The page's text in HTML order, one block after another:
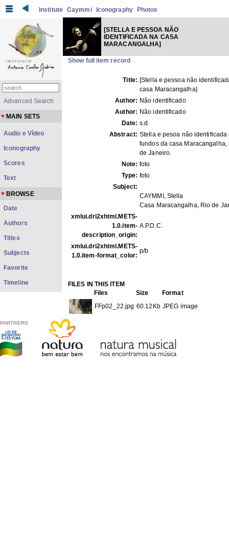
Institute Caymmi Iconography Photos
[STELLA E PESSOA NÃO
IDENTIFICADA NA CASA
MARACANGALHA]
Show full item record
Title: [Stella e pessoa não
casa Maracangalha]
Author: Não identificado
Author: Não identificado
Date: s.d.
Abstract: Stella e pesoa não identificada
fundos da casa Maracangalha,
de Janeiro.
Note: foto
Type: foto
Subject:
CAYMMI, Stella
Casa Maracangalha, Rio de
xmlui.dri2xhtml.METS-
1.0.item-
description_origin:
A.P.D.C.
xmlui.dri2xhtml.METS-
1.0.item-format_color:
p/b
FILES IN THIS ITEM
Files
Size
Format
FFp02_22.jpg 60.12Kb JPEG image
THIS ITEM APPEARS IN THE FOLLOWING
Photos
[1979]
Show full item record
Advanced Search
MAIN SETS
Audio e Vídeo
Iconography
Scores
Text
BROWSE
Date
Authors
Titles
Subjects
Favorite
Timeline
PARTNERS